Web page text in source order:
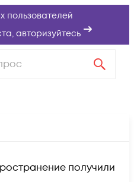
пользователей
авторизуйтесь
получили